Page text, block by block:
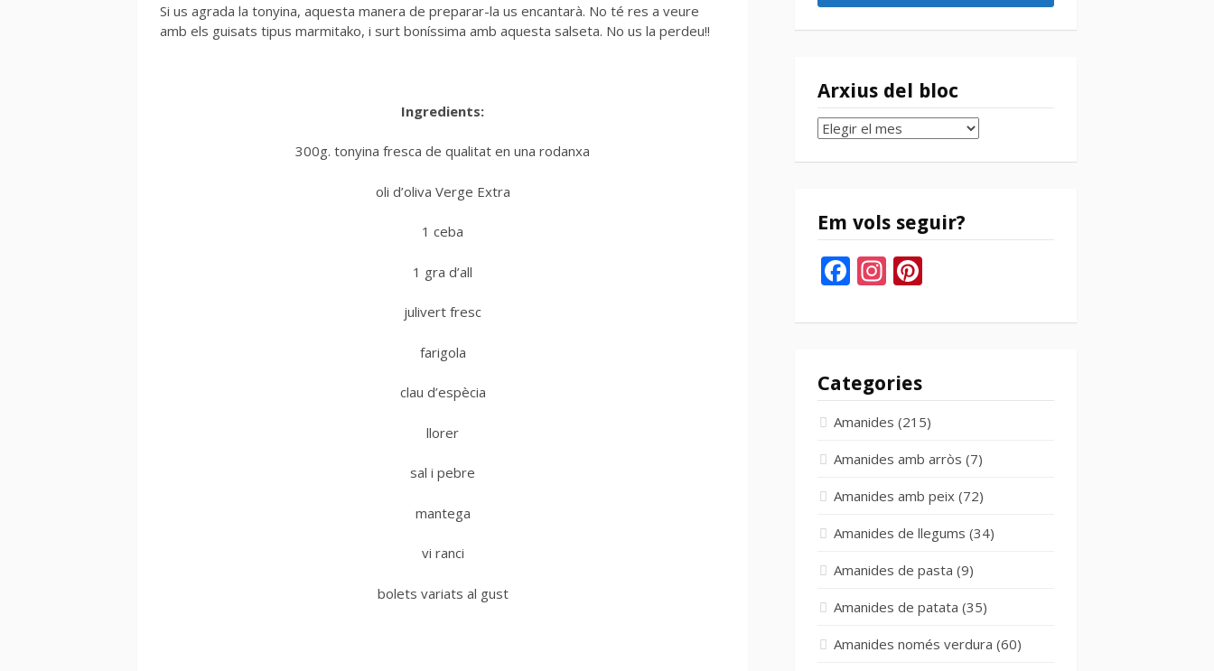
Si us agrada la tonyina, aquesta manera de preparar-la us encantarà. No té res a veure
amb els guisats tipus marmitako, i surt boníssima amb aquesta salseta. No us la perdeu!!
Ingredients:
300g. tonyina fresca de qualitat en una rodanxa
oli d’oliva Verge Extra
1 ceba
1 gra d’all
julivert fresc
farigola
clau d’espècia
llorer
sal i pebre
mantega
vi ranci
bolets variats al gust
Arxius del bloc
Arxius
bloc
Em vols seguir?
Facebook
Instagram
Categories
Amanides (215)
Amanides amb arròs (7)
Amanides amb peix (72)
Amanides de llegums (34)
Amanides de pasta (9)
Amanides de patata (35)
Amanides només verdura (60)